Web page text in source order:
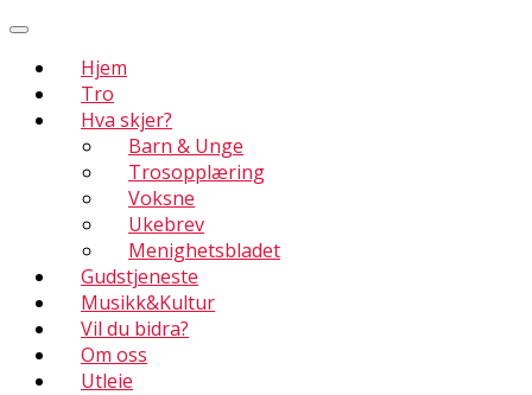
Hjem
Tro
Hva skjer?
Barn & Unge
Trosopplæring
Voksne
Ukebrev
Menighetsbladet
Gudstjeneste
Musikk&Kultur
Vil du bidra?
Om oss
Utleie